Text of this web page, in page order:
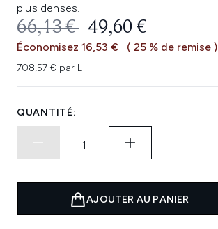
plus denses.
PRIX DE VENTE :
66,13 € PRIX ​​ACTUEL :
49,60 €
Économisez 16,53 € ( 25 % de remise )
708,57 € par L
QUANTITÉ:
AJOUTER AU PANIER